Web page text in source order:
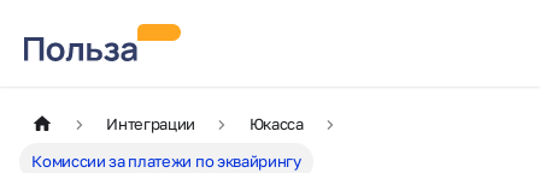
Интеграции
Юкасса
Комиссии за платежи по эквайрингу